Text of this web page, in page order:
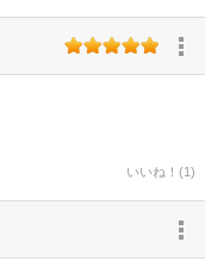
いいね！(1)